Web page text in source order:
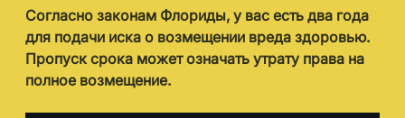
Согласно законам Флориды, у вас есть два года
для подачи иска о возмещении вреда здоровью.
Пропуск срока может означать утрату права на
полное возмещение.